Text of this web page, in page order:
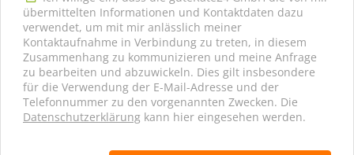
übermittelten Informationen und Kontaktdaten dazu
verwendet, um mit mir anlässlich meiner
Kontaktaufnahme in Verbindung zu treten, in diesem
Zusammenhang zu kommunizieren und meine Anfrage
zu bearbeiten und abzuwickeln. Dies gilt insbesondere
für die Verwendung der E-Mail-Adresse und der
Telefonnummer zu den vorgenannten Zwecken. Die
Datenschutzerklärung kann hier eingesehen werden.